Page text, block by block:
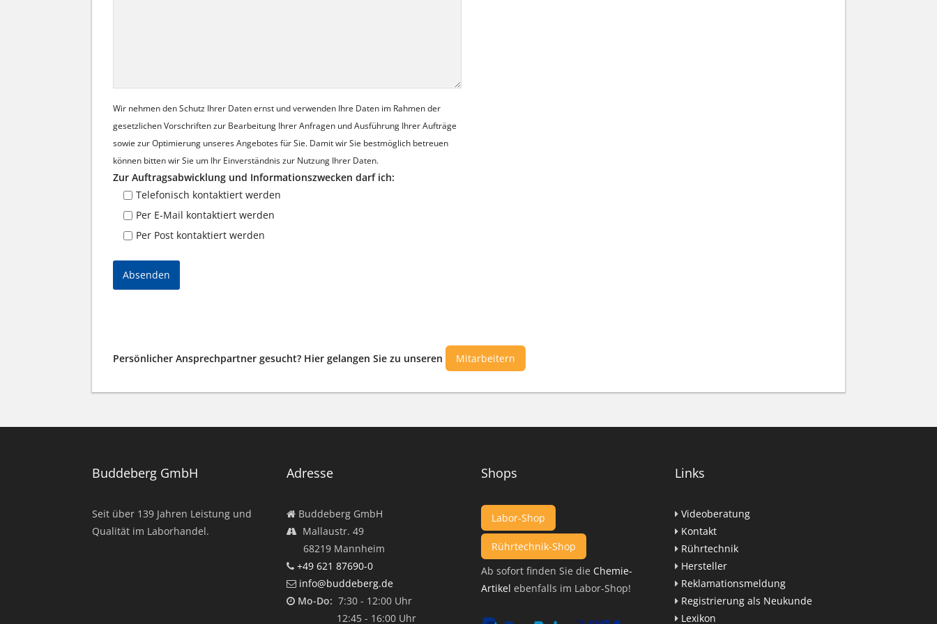
Wir nehmen den Schutz Ihrer Daten ernst und verwenden Ihre Daten im Rahmen der
gesetzlichen Vorschriften zur Bearbeitung Ihrer Anfragen und Ausführung Ihrer Aufträge
sowie zur Optimierung unseres Angebotes für Sie. Damit wir Sie bestmöglich betreuen
können bitten wir Sie um Ihr Einverständnis zur Nutzung Ihrer Daten.
Zur Auftragsabwicklung und Informationszwecken darf ich:
Telefonisch kontaktiert werden
Per E-Mail kontaktiert werden
Per Post kontaktiert werden
Absenden
Persönlicher Ansprechpartner gesucht? Hier gelangen Sie zu unseren Mitarbeitern
Buddeberg GmbH
Seit über 139 Jahren Leistung und
Qualität im Laborhandel.
Adresse
Buddeberg GmbH
Mallaustr. 49
68219 Mannheim
+49 621 87690-0
info@buddeberg.de
Mo-Do: 7:30 - 12:00 Uhr
12:45 - 16:00 Uhr
Shops
Labor-Shop
Rührtechnik-Shop
Ab sofort finden Sie die Chemie-
Artikel ebenfalls im Labor-Shop!
Links
Videoberatung
Kontakt
Rührtechnik
Hersteller
Reklamationsmeldung
Registrierung als Neukunde
Lexikon